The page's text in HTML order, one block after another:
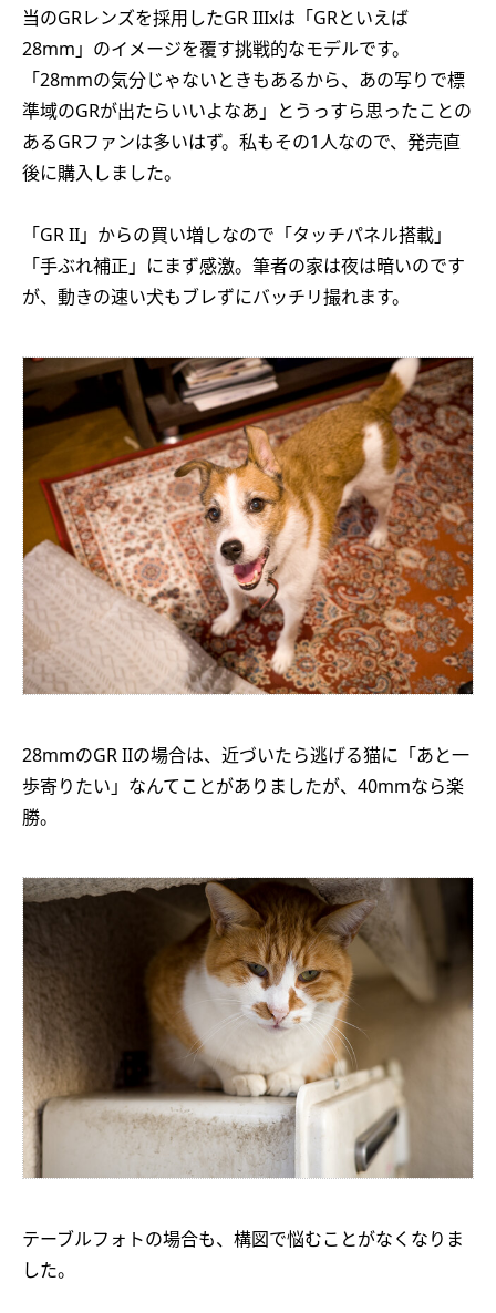
当のGRレンズを採用したGR IIIxは「GRといえば
28mm」のイメージを覆す挑戦的なモデルです。
「28mmの気分じゃないときもあるから、あの写りで標
準域のGRが出たらいいよなあ」とうっすら思ったことの
あるGRファンは多いはず。私もその1人なので、発売直
後に購入しました。
「GR II」からの買い増しなので「タッチパネル搭載」
「手ぶれ補正」にまず感激。筆者の家は夜は暗いのです
が、動きの速い犬もブレずにバッチリ撮れます。
28mmのGR IIの場合は、近づいたら逃げる猫に「あと一
歩寄りたい」なんてことがありましたが、40mmなら楽
勝。
テーブルフォトの場合も、構図で悩むことがなくなりま
した。